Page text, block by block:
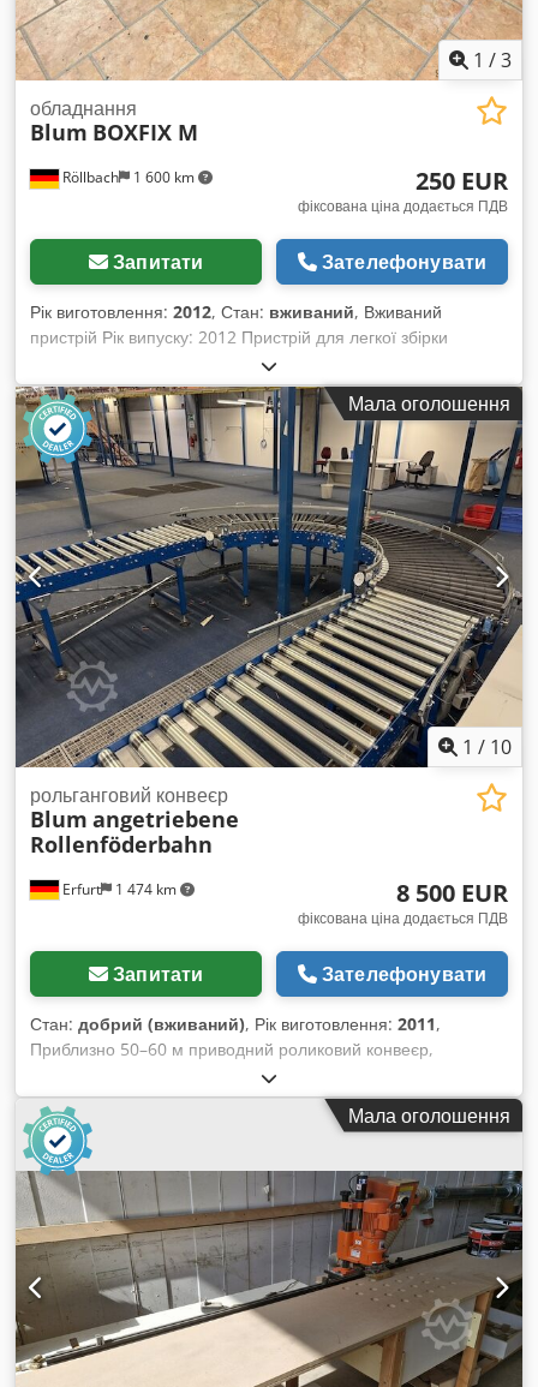
1 /3
Röllbach 1 600 km
обладнання
Blum BOXFIX M
250 EUR
фіксована ціна додається ПДВ
Запитати Зателефонувати
Рік виготовлення: 2012, Стан: вживаний, Вживаний
пристрій Рік випуску: 2012 Пристрій для легкої збірки
висувних шухляд Crjdpfx Aozk Nxuoclef Доступність: у
короткий термін Місце знаходження: Флерсгайм
Мала оголошення
1 / 10
Erfurt 1 474 km
рольганговий конвеєр
Blum angetriebene
Rollenföderbahn
8 500 EUR
фіксована ціна додається ПДВ
Запитати Зателефонувати
Стан: добрий (вживаний), Рік виготовлення: 2011,
Приблизно 50–60 м приводний роликовий конвеєр,
виробник Blum, з поворотом на 180 градусів – вживаний.
Ціна на місці розташування (без ПДВ): лише 8 500 євро,
демонтований, упакований і готовий до завантаження!
Виробник: Blum Рік випуску: 2011 Тип: Роликовий конвеєр з
приводом Діаметр роликів: приблизно 5 см Відстань між
роликами: приблизно 5 см Cjdpfxozpf N Ho Aclorf Довжина
роликів: приблизно 59 см Ширина елемента: приблизно 61
см Приблизно 50–60 м (точну довжину потрібно виміряти) 1
поворот роликового конвеєра на 180 градусів Продається
разом із опорами тощо. Поточна висота: приблизно 80 см
230 В/400 В Стан: добрий Наявність: в наявності
Місцезнаходження: район Ерфурта
Мала оголошення